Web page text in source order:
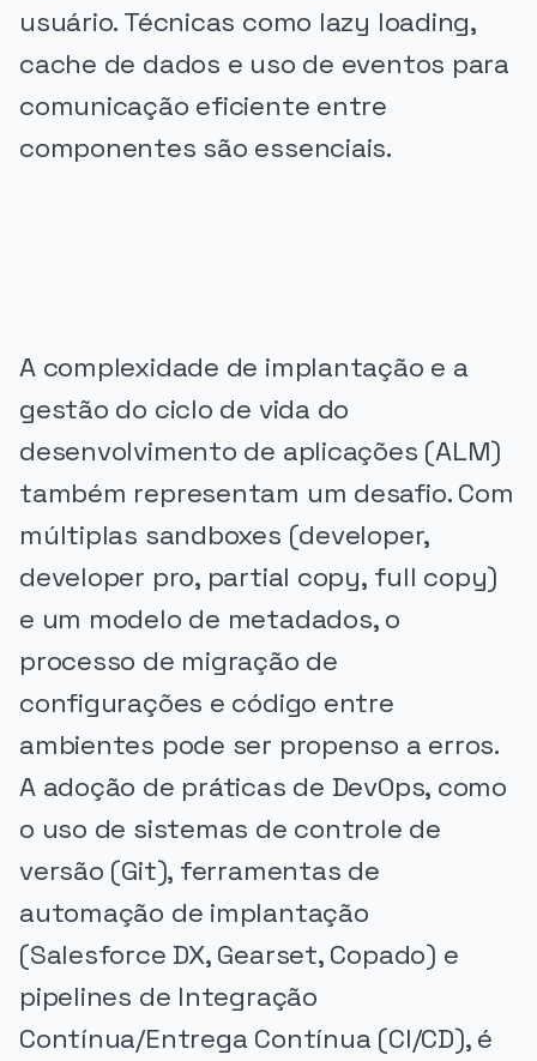
usuário. Técnicas como lazy loading,
cache de dados e uso de eventos para
comunicação eficiente entre
componentes são essenciais.
A complexidade de implantação e a
gestão do ciclo de vida do
desenvolvimento de aplicações (ALM)
também representam um desafio. Com
múltiplas sandboxes (developer,
developer pro, partial copy, full copy)
e um modelo de metadados, o
processo de migração de
configurações e código entre
ambientes pode ser propenso a erros.
A adoção de práticas de DevOps, como
o uso de sistemas de controle de
versão (Git), ferramentas de
automação de implantação
(Salesforce DX, Gearset, Copado) e
pipelines de Integração
Contínua/Entrega Contínua (CI/CD), é